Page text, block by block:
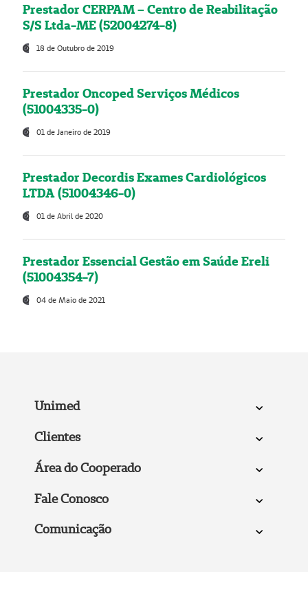
Prestador CERPAM – Centro de Reabilitação
S/S Ltda-ME (52004274-8)
18 de Outubro de 2019
Prestador Oncoped Serviços Médicos
(51004335-0)
01 de Janeiro de 2019
Prestador Decordis Exames Cardiológicos
LTDA (51004346-0)
01 de Abril de 2020
Prestador Essencial Gestão em Saúde Ereli
(51004354-7)
04 de Maio de 2021
Unimed
Clientes
Área do Cooperado
Fale Conosco
Comunicação